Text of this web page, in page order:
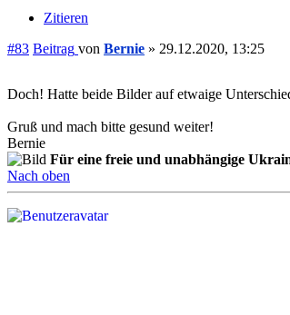
Zitieren
#83 Beitrag von Bernie » 29.12.2020, 13:25
Doch! Hatte beide Bilder auf etwaige
Gruß und mach bitte gesund weiter!
Bernie
Für eine freie und unabhängige
Nach oben